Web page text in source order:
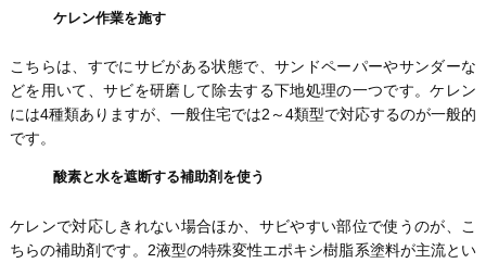
ケレン作業を施す
こちらは、すでにサビがある状態で、サンドペーパーやサンダーな
どを用いて、サビを研磨して除去する下地処理の一つです。ケレン
には4種類ありますが、一般住宅では2～4類型で対応するのが一般的
です。
酸素と水を遮断する補助剤を使う
ケレンで対応しきれない場合ほか、サビやすい部位で使うのが、こ
ちらの補助剤です。2液型の特殊変性エポキシ樹脂系塗料が主流とい